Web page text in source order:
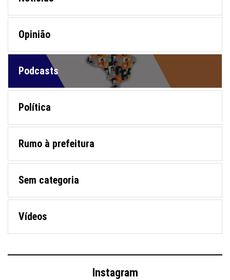
Opinião
Podcasts
Política
Rumo à prefeitura
Sem categoria
Vídeos
Instagram